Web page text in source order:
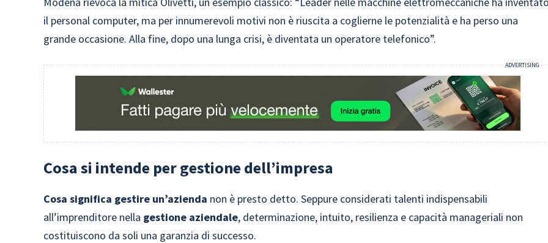
il personal computer, ma per innumerevoli motivi non è riuscita a coglierne le potenzialità e ha perso una
grande occasione. Alla fine, dopo una lunga crisi, è diventata un operatore telefonico”.
Cosa si intende per gestione dell’impresa
Cosa significa gestire un’azienda non è presto detto. Seppure considerati talenti indispensabili
all’imprenditore nella gestione aziendale, determinazione, intuito, resilienza e capacità manageriali non
costituiscono da soli una garanzia di successo.